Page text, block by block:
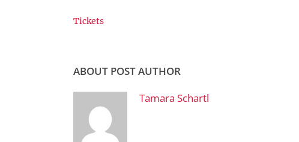
Tickets
ABOUT POST AUTHOR
Tamara Schartl